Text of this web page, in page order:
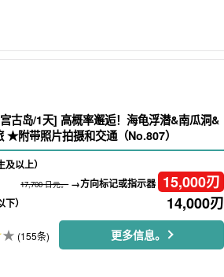
古岛/1天] 高概率邂逅！海龟浮潜&南瓜洞&
★附带照片拍摄和交通（No.807）
以上）
17,700 日元。→方向标记或指示器 15,000刃
） 14,000刃
(155条) 更多信息。